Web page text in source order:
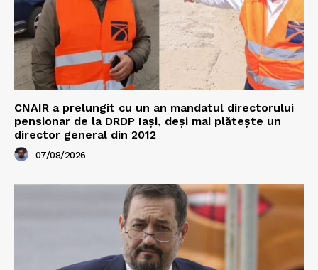
CNAIR a prelungit cu un an mandatul directorului
pensionar de la DRDP Iași, deși mai plătește un
director general din 2012
07/08/2026